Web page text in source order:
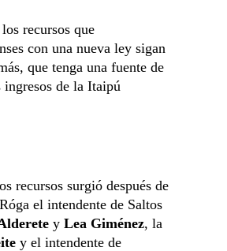
recursos que
con una nueva ley sigan
que tenga una fuente de
de la Itaipú
recursos surgió después de
el intendente de Saltos
y Lea Giménez, la
y el intendente de